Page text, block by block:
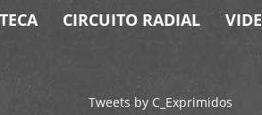
CIRCUITO RADIAL
Tweets by C_Exprimidos